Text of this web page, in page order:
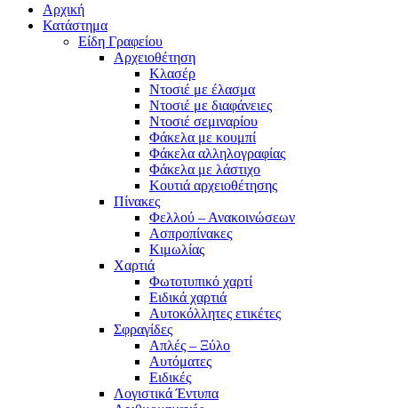
Αρχική
Κατάστημα
Είδη Γραφείου
Αρχειοθέτηση
Κλασέρ
Ντοσιέ με έλασμα
Ντοσιέ με διαφάνειες
Ντοσιέ σεμιναρίου
Φάκελα με κουμπί
Φάκελα αλληλογραφίας
Φάκελα με λάστιχο
Κουτιά αρχειοθέτησης
Πίνακες
Φελλού – Ανακοινώσεων
Ασπροπίνακες
Κιμωλίας
Χαρτιά
Φωτοτυπικό χαρτί
Ειδικά χαρτιά
Αυτοκόλλητες ετικέτες
Σφραγίδες
Απλές – Ξύλο
Αυτόματες
Ειδικές
Λογιστικά Έντυπα